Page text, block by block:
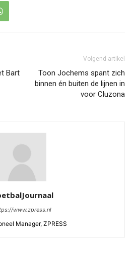
Bart
Volgend artikel
Toon Jochems spant zich
binnen én buiten de lijnen in
voor Cluzona
www.zpress.nl
Manager, ZPRESS